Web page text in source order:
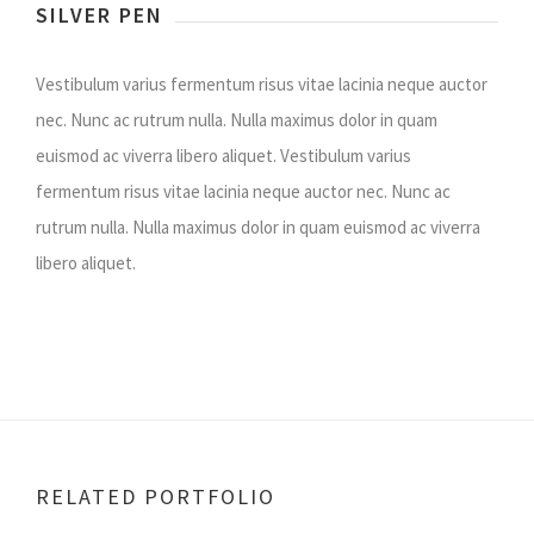
SILVER PEN
Vestibulum varius fermentum risus vitae lacinia neque auctor
nec. Nunc ac rutrum nulla. Nulla maximus dolor in quam
euismod ac viverra libero aliquet. Vestibulum varius
fermentum risus vitae lacinia neque auctor nec. Nunc ac
rutrum nulla. Nulla maximus dolor in quam euismod ac viverra
libero aliquet.
RELATED PORTFOLIO